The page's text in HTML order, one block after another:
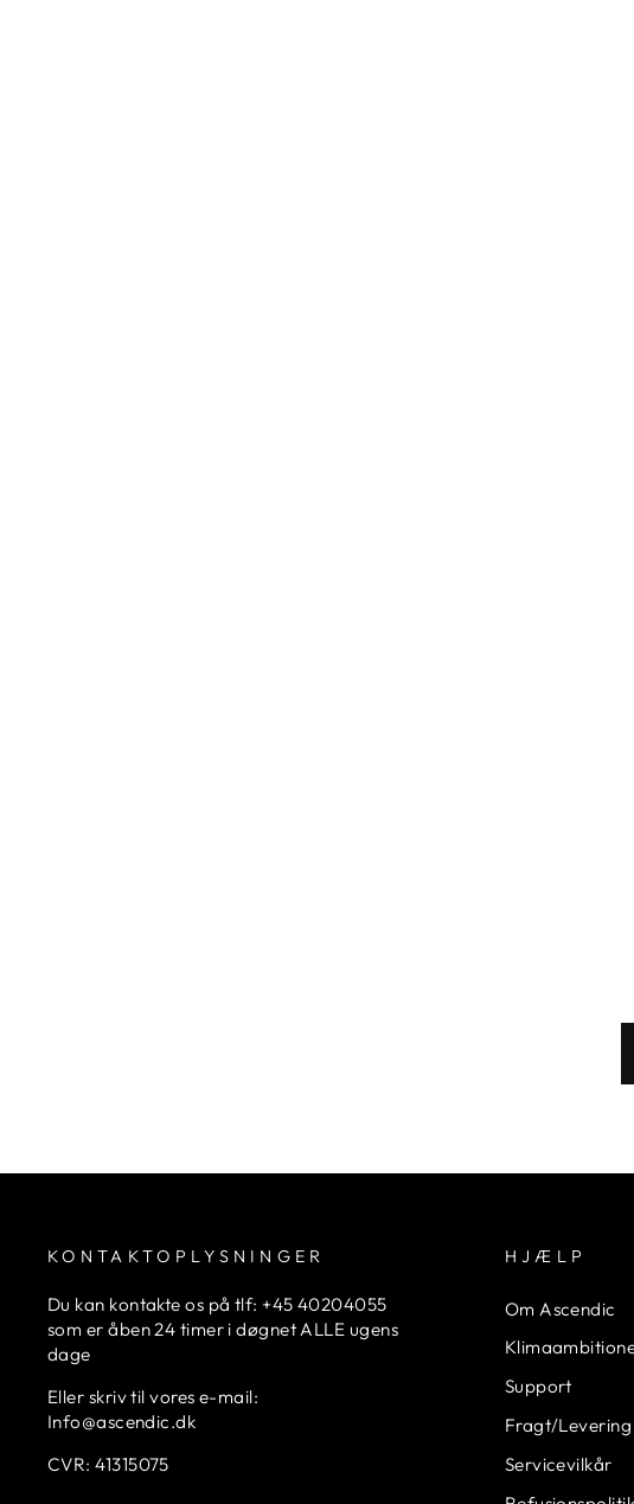
KONTAKTOPLYSNINGER
Du kan kontakte os på tlf: +45 40204055
som er åben 24 timer i døgnet ALLE ugens
dage
Eller skriv til vores e-mail:
Info@ascendic.dk
CVR: 41315075
HJÆLP
Om Ascendic
Support
Fragt/Levering
Servicevilkår